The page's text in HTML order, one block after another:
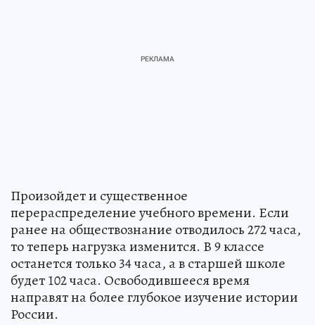
Произойдет и существенное
перераспределение учебного времени. Если
ранее на обществознание отводилось 272 часа,
то теперь нагрузка изменится. В 9 классе
останется только 34 часа, а в старшей школе
будет 102 часа. Освободившееся время
направят на более глубокое изучение истории
России.